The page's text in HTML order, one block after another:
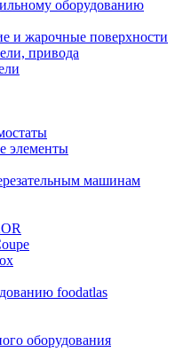
оборудованию
и жарочные поверхности
привода
элементы
машинам
foodatlas
оборудования